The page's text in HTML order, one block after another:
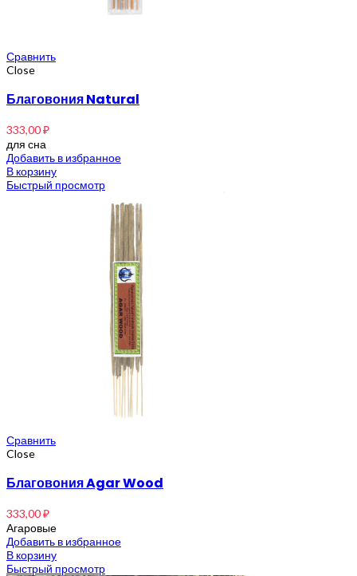
Сравнить
Close
Благовония Natural
333,00₽
для сна
Добавить в избранное
В корзину
Быстрый просмотр
Сравнить
Close
Благовония Agar Wood
333,00₽
Агаровые
Добавить в избранное
В корзину
Быстрый просмотр